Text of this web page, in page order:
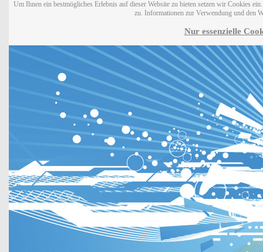
Um Ihnen ein bestmögliches Erlebnis auf dieser Website zu bieten setzen wir Cookies
zu. Informationen zur Verwendung und den
Nur essenzielle